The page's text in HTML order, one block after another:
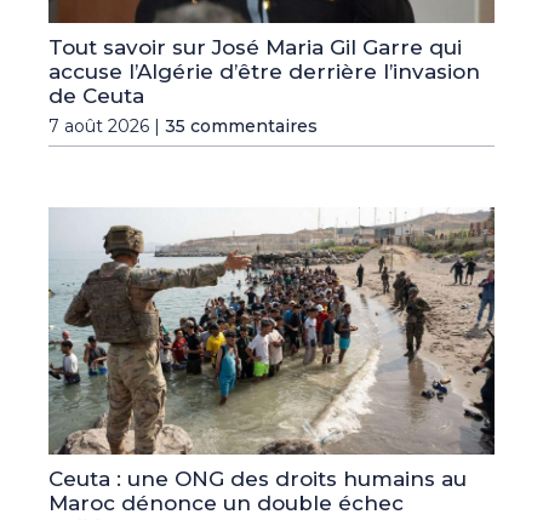
Tout savoir sur José Maria Gil Garre qui
accuse l’Algérie d’être derrière l’invasion
de Ceuta
7 août 2026 | 35 commentaires
Ceuta : une ONG des droits humains au
Maroc dénonce un double échec